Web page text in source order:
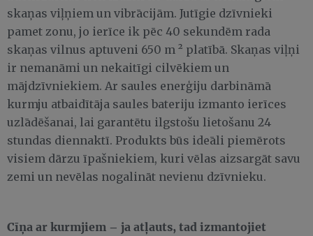
skaņas viļņiem un vibrācijām. Jutīgie dzīvnieki
pamet zonu, jo ierīce ik pēc 40 sekundēm rada
skaņas vilnus aptuveni 650 m ² platībā. Skaņas viļņi
ir nemanāmi un nekaitīgi cilvēkiem un
mājdzīvniekiem. Ar saules enerģiju darbināmā
kurmju atbaidītāja saules bateriju izmanto ierīces
uzlādēšanai, lai garantētu ilgstošu lietošanu 24
stundas diennaktī. Produkts būs ideāli piemērots
visiem dārzu īpašniekiem, kuri vēlas aizsargāt savu
zemi un nevēlas nogalināt nevienu dzīvnieku.
Cīņa ar kurmjiem – ja atļauts, tad izmantojiet